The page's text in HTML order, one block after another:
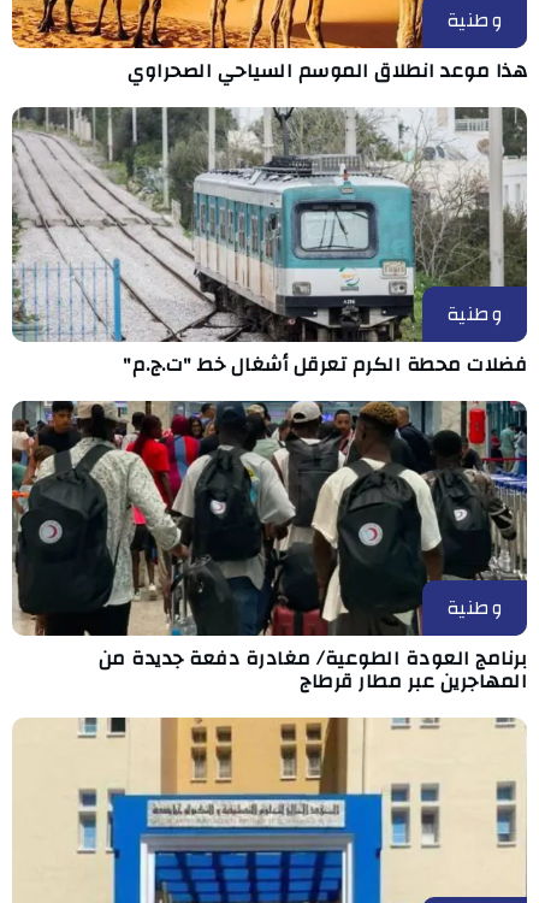
وطنية
هذا موعد انطلاق الموسم السياحي الصحراوي
وطنية
فضلات محطة الكرم تعرقل أشغال خط "ت.ج.م"
وطنية
برنامج العودة الطوعية/ مغادرة دفعة جديدة من
المهاجرين عبر مطار قرطاج